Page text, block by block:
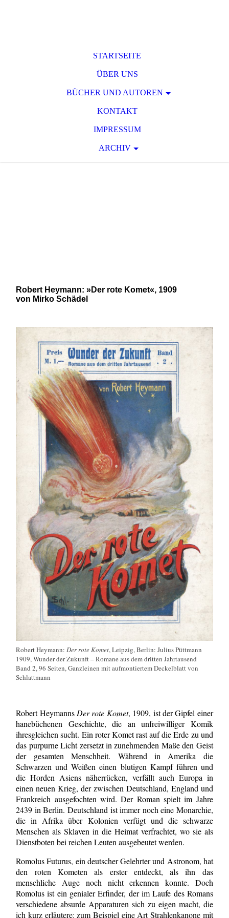
STARTSEITE
ÜBER UNS
BÜCHER UND AUTOREN
KONTAKT
IMPRESSUM
ARCHIV
Robert Heymann: »Der rote Komet«, 1909
von Mirko Schädel
Robert Heymann:Der rote Komet, Leipzig, Berlin: Julius Püttmann
1909, Wunder der Zukunft – Romane aus dem dritten Jahrtausend
Band 2, 96 Seiten,Ganzleinen mit aufmontiertem Deckelblatt von
Schlattmann
Robert HeymannsDer rote Komet, 1909, ist der Gipfel einer
hanebüchenen Geschichte, die an unfreiwilliger Komik
ihresgleichen sucht. Ein roter Komet rast auf die Erde zu und
das purpurne Licht zersetzt in zunehmenden Maße den Geist
der gesamten Menschheit. Während in Amerika die
Schwarzen und Weißen einen blutigen Kampf führen und
die Horden Asiens näherrücken, verfällt auch Europa in
einen neuen Krieg, der zwischen Deutschland, England und
Frankreich ausgefochten wird. Der Roman spielt im Jahre
2439 in Berlin. Deutschland ist immer noch eine Monarchie,
die in Afrika über Kolonien verfügt und die schwarze
Menschen als Sklaven in die Heimat verfrachtet, wo sie als
Dienstboten bei reichen Leuten ausgebeutet werden.
Romolus Futurus, ein deutscher Gelehrter und Astronom, hat
den roten Kometen als erster entdeckt, als ihn das
menschliche Auge noch nicht erkennen konnte. Doch
Romolus ist ein genialer Erfinder, der im Laufe des Romans
verschiedene absurde Apparaturen sich zu eigen macht, die
ich kurz erläutere: zum Beispiel eine Art Strahlenkanone mit